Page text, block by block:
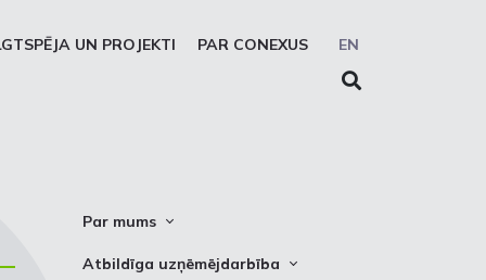
EN
UN PROJEKTI PAR CONEXUS
Par mums
Conexus vizītkarte
Atbildīga uzņēmējdarbība